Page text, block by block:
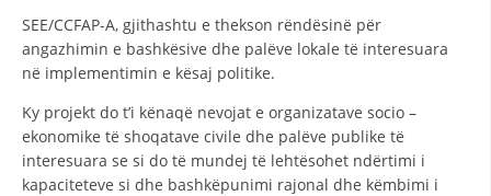
SEE/CCFAP-A, gjithashtu e thekson rëndësinë për
angazhimin e bashkësive dhe palëve lokale të interesuara
në implementimin e kësaj politike.
Ky projekt do t’i kënaqë nevojat e organizatave socio –
ekonomike të shoqatave civile dhe palëve publike të
interesuara se si do të mundej të lehtësohet ndërtimi i
kapaciteteve si dhe bashkëpunimi rajonal dhe këmbimi i